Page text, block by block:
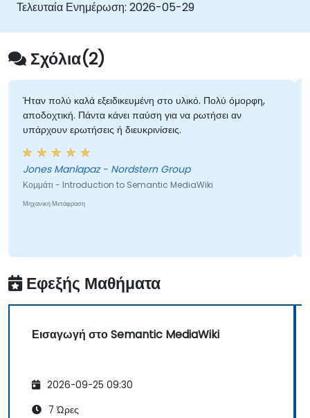
βασίζονται σε μεταδεδομένα και τη δημιουργία
έξυπνων πλατφορμών συνεργασίας που
επιτρέπουν στις ομάδες να αυτοματοποιούν την
καταλογογράφηση, να εμφανίζουν κρυφές
συνδέσεις και να μετασχηματίζουν τον τρόπο με τον
οποίο οι οργανισμοί ανακαλύπτουν, διαχειρίζονται
και μοιράζονται γνώση σε μεγάλη κλίμακα και
διατομεακά.
Τελευταία Ενημέρωση: 2026-05-29
Σχόλια(2)
Ήταν πολύ καλά εξειδικευμένη στο υλικό. Πολύ όμορφη,
αποδοχτική. Πάντα κάνει παύση για να ρωτήσει αν
υπάρχουν ερωτήσεις ή διευκρινίσεις.
Jones Manlapaz - Nordstern Group
Κομμάτι - Introduction to Semantic MediaWiki
Μηχανική Μετάφραση
Εφεξής Μαθήματα
Εισαγωγή στο Semantic MediaWiki
2026-09-25 09:30
7 Ώρες